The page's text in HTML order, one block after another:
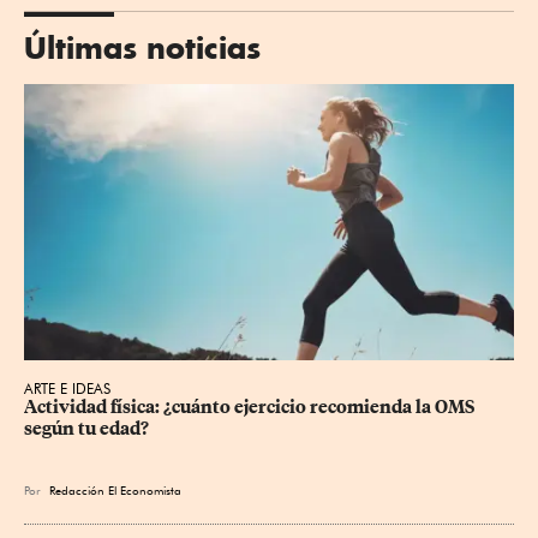
Últimas noticias
ARTE E IDEAS
Actividad física: ¿cuánto ejercicio recomienda la OMS
según tu edad?
Por Redacción El Economista